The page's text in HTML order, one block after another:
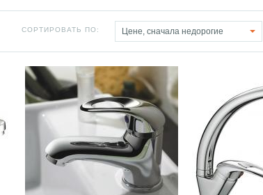
СОРТИРОВАТЬ ПО: Цене, сначала недорогие